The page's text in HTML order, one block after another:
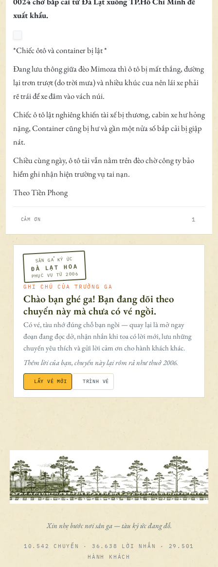
xuất khẩu.
*Chiếc ôtô và container bị lật *
Đang lưu thông giữa đèo Mimoza thì ô tô bị mất thắng, đường
lại trơn trượt (do trời mưa) và nhiều khúc cua nên lái xe phải
rẽ trái để xe đâm vào vách núi.
Chiếc ô tô lật nghiêng khiến tài xế bị thương, cabin xe hư hỏng
nặng, Container cũng bị hư và gần một nửa số bắp cải bị giập
nát.
Chiều cùng ngày, ô tô tải vẫn nằm trên đèo chờ công ty bảo
hiểm ghi nhận hiện trường vụ tai nạn.
Theo Tiền Phong
CẢM ƠN 1
SÂN GA KÝ ỨC
ĐÀ LẠT HOA
PHỤC VỤ TỪ 2006
GHI CHÚ CỦA TRƯỞNG GA
Chào bạn ghé ga! Bạn đang dõi theo
chuyến này mà chưa có vé ngồi.
Có vé, tàu nhớ đúng chỗ bạn ngồi — quay lại là mở ngay
đoạn đang đọc dở, nhận nhắn khi toa có lời mới, lưu những
chuyến yêu thích và gửi lời cảm ơn cho hành khách khác.
Thêm lời của bạn, chuyến này lại rôm rả như thuở 2006.
LẤY VÉ MỚI TRÌNH VÉ
Xin nhẹ bước nơi sân ga — tàu ký ức đang đỗ.
10.542 CHUYẾN · 36.638 LỜI NHẮN · 29.501
HÀNH KHÁCH